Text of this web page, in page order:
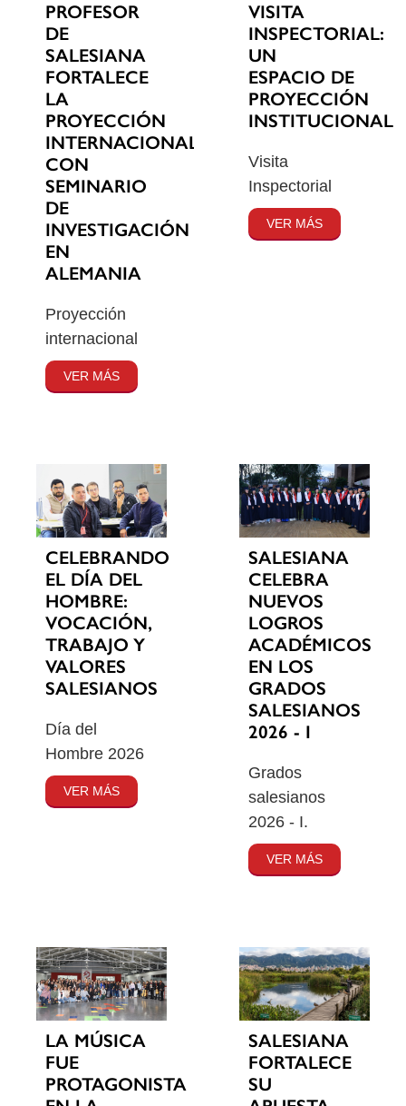
PROFESOR
DE
SALESIANA
FORTALECE
LA
PROYECCIÓN
INTERNACIONAL
CON
SEMINARIO
DE
INVESTIGACIÓN
EN
ALEMANIA
Proyección
internacional
VER MÁS
VISITA
INSPECTORIAL:
UN
ESPACIO DE
PROYECCIÓN
INSTITUCIONAL
Visita
Inspectorial
VER MÁS
CELEBRANDO
EL DÍA DEL
HOMBRE:
VOCACIÓN,
TRABAJO Y
VALORES
SALESIANOS
Día del
Hombre 2026
VER MÁS
SALESIANA
CELEBRA
NUEVOS
LOGROS
ACADÉMICOS
EN LOS
GRADOS
SALESIANOS
2026 - I
Grados
salesianos
2026 - I.
VER MÁS
LA MÚSICA
FUE
PROTAGONISTA
SALESIANA
FORTALECE
SU